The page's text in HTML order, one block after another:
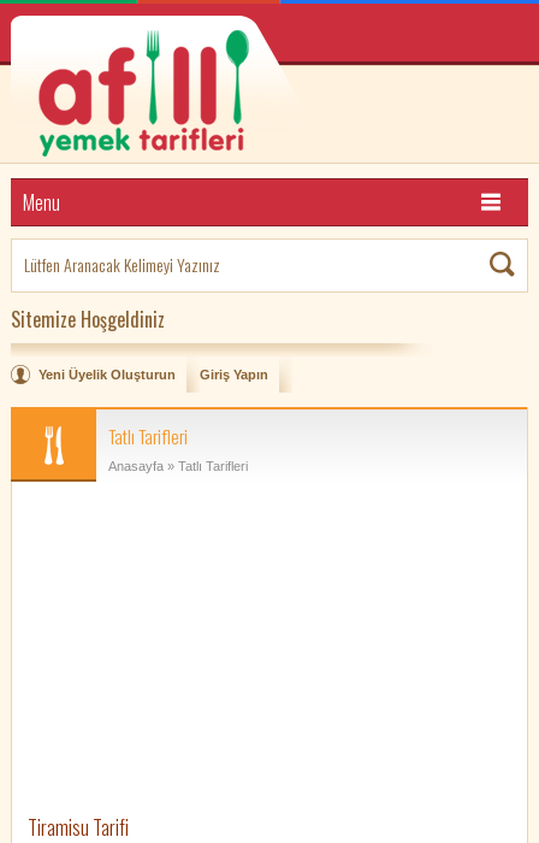
Menu
Sitemize Hoşgeldiniz
Yeni Üyelik Oluşturun Giriş Yapın
Tatlı Tarifleri
Anasayfa» Tatlı Tarifleri
Tiramisu Tarifi